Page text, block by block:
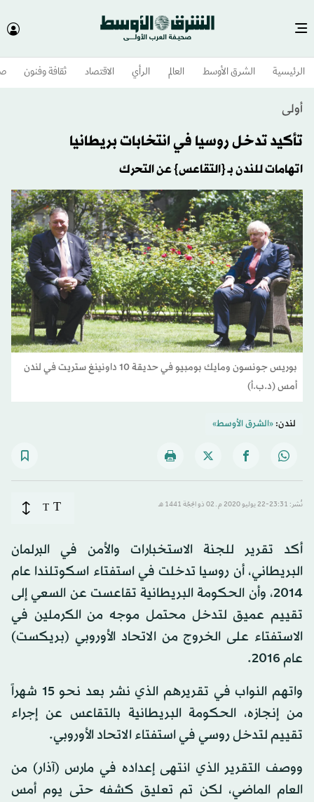
الرئيسية الشرق الأوسط​ العالم الرأي الاقتصاد ثقافة وفنون
أولى
تأكيد تدخل روسيا في انتخابات بريطانيا
اتهامات للندن بـ {التقاعس} عن التحرك
بوريس جونسون ومايك بومبيو في حديقة 10 داونينغ ستريت في لندن
أمس (د.ب.أ)
لندن:«الشرق الأوسط»
نُشر: 23:31-22 يوليو 2020 م ـ 02 ذو الحِجّة 1441 هـ T
T
أكد تقرير للجنة الاستخبارات والأمن في البرلمان
البريطاني، أن روسيا تدخلت في استفتاء اسكوتلندا عام
2014، وأن الحكومة البريطانية تقاعست عن السعي إلى
تقييم عميق لتدخل محتمل موجه من الكرملين في
الاستفتاء على الخروج من الاتحاد الأوروبي (بريكست)
عام 2016.
واتهم النواب في تقريرهم الذي نشر بعد نحو 15 شهراً
من إنجازه، الحكومة البريطانية بالتقاعس عن إجراء
تقييم لتدخل روسي في استفتاء الاتحاد الأوروبي.
ووصف التقرير الذي انتهى إعداده في مارس (آذار) من
العام الماضي، لكن تم تعليق كشفه حتى يوم أمس